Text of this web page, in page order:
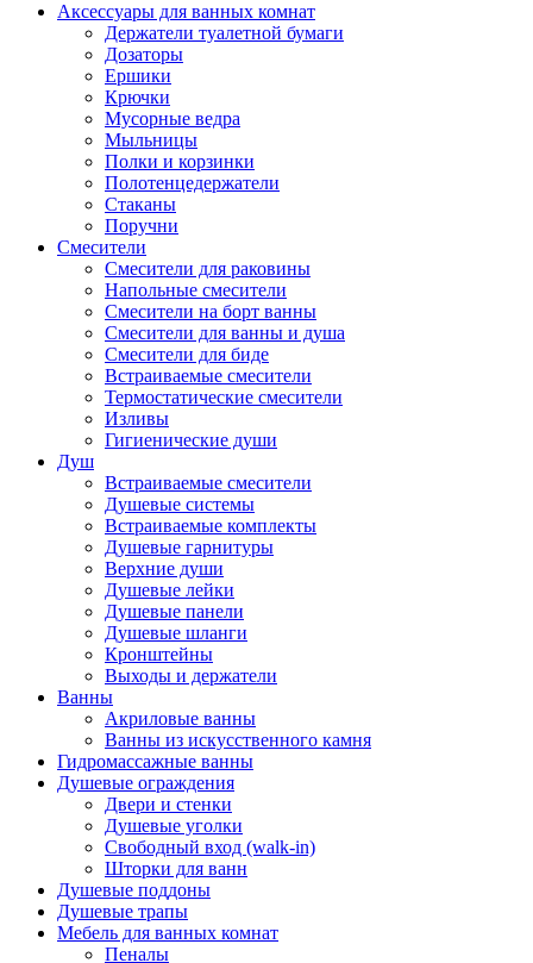
Аксессуары для ванных комнат
Держатели туалетной бумаги
Дозаторы
Ершики
Крючки
Мусорные ведра
Мыльницы
Полки и корзинки
Полотенцедержатели
Стаканы
Поручни
Смесители
Смесители для раковины
Напольные смесители
Смесители на борт ванны
Смесители для ванны и душа
Смесители для биде
Встраиваемые смесители
Термостатические смесители
Изливы
Гигиенические души
Душ
Встраиваемые смесители
Душевые системы
Встраиваемые комплекты
Душевые гарнитуры
Верхние души
Душевые лейки
Душевые панели
Душевые шланги
Кронштейны
Выходы и держатели
Ванны
Акриловые ванны
Ванны из искусственного камня
Гидромассажные ванны
Душевые ограждения
Двери и стенки
Душевые уголки
Свободный вход (walk-in)
Шторки для ванн
Душевые поддоны
Душевые трапы
Мебель для ванных комнат
Пеналы